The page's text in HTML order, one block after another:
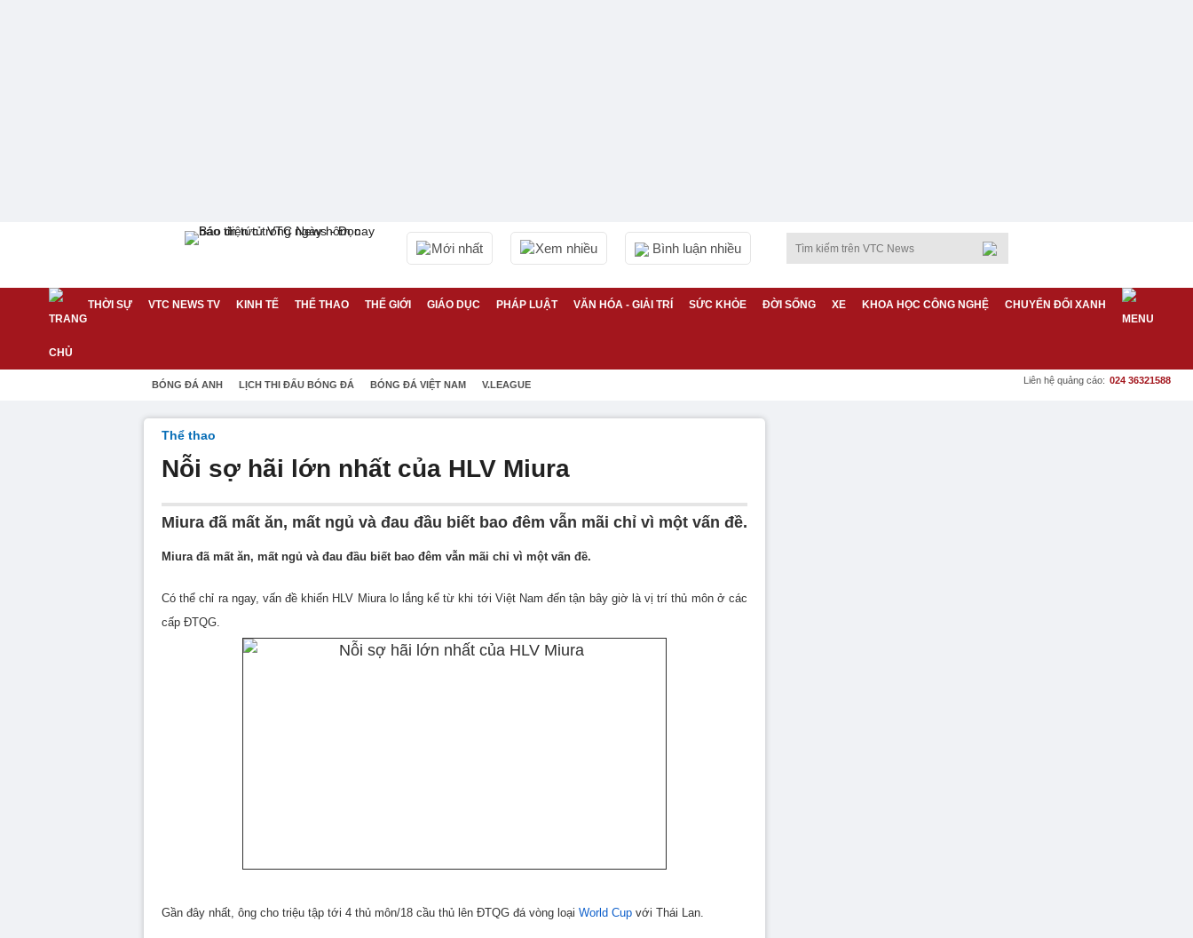
Mới nhất Xem nhiều Bình luận nhiều
THỜI SỰ VTC NEWS TV KINH TẾ THỂ THAO THẾ GIỚI GIÁO DỤC PHÁP LUẬT VĂN HÓA - GIẢI TRÍ SỨC KHỎE ĐỜI SỐNG XE KHOA HỌC CÔNG NGHỆ CHUYỂN ĐỔI XANH
BÓNG ĐÁ ANH LỊCH THI ĐẤU BÓNG ĐÁ BÓNG ĐÁ VIỆT NAM V.LEAGUE Liên hệ quảng cáo: 024 36321588
Thể thao
Nỗi sợ hãi lớn nhất của HLV Miura
Miura đã mất ăn, mất ngủ và đau đầu biết bao đêm vẫn mãi chỉ vì một vấn đề.
Miura đã mất ăn, mất ngủ và đau đầu biết bao đêm vẫn mãi chỉ vì một vấn đề.
Có thể chỉ ra ngay, vấn đề khiến HLV Miura lo lắng kể từ khi tới Việt Nam đến tận bây giờ là vị trí thủ môn ở các
cấp ĐTQG.
Gần đây nhất, ông cho triệu tập tới 4 thủ môn/18 cầu thủ lên ĐTQG đá vòng loại World Cup với Thái Lan.